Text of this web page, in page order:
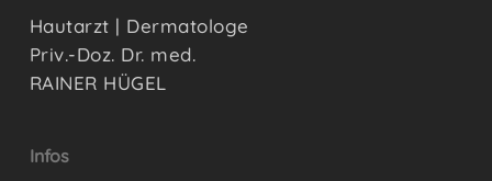
Hautarzt | Dermatologe
Priv.-Doz. Dr. med.
RAINER HÜGEL
Infos